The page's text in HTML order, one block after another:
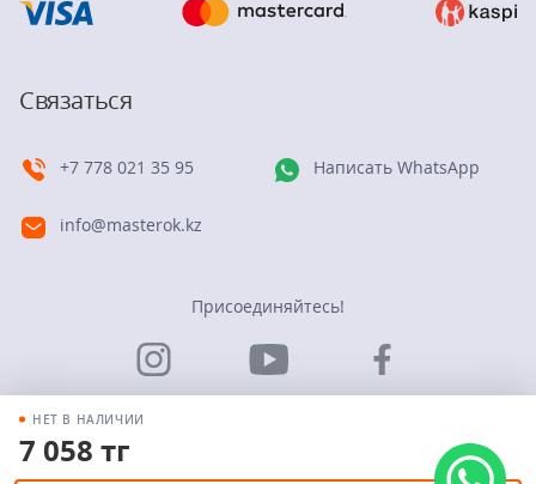
НЕТ В НАЛИЧИИ
7 058 тг
Связаться
+7 778 021 35 95 Написать WhatsApp
info@masterok.kz
Присоединяйтесь!
© Группа компаний “Мастерок”. 2026